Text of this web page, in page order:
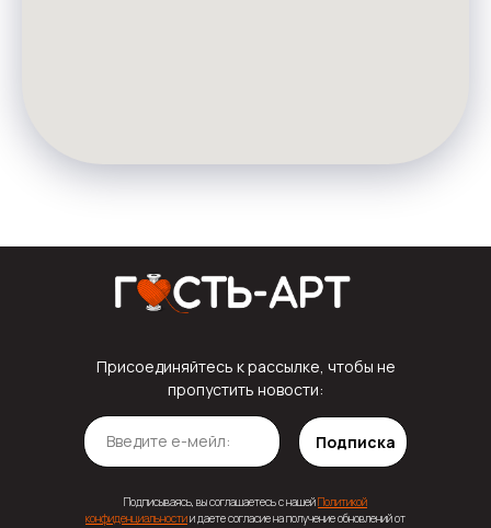
Присоединяйтесь к рассылке, чтобы не
пропустить новости:
Подписка
Подписываясь, вы соглашаетесь с нашейПолитикой
конфиденциальностии даете согласие на получение обновлений от